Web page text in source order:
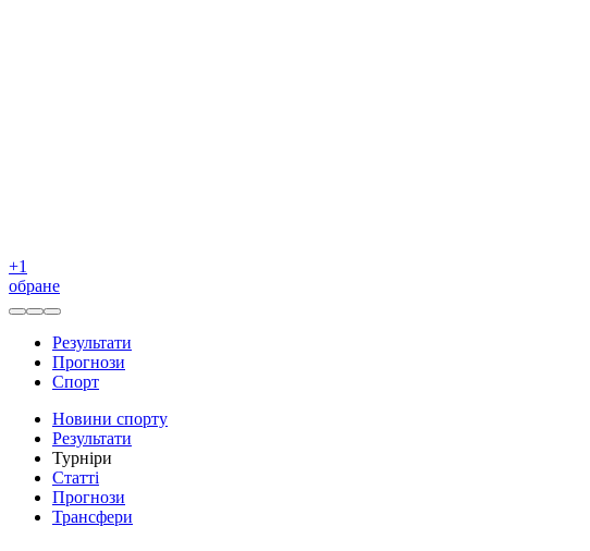
+1
обране
Результати
Прогнози
Спорт
Новини спорту
Результати
Турніри
Статті
Прогнози
Трансфери